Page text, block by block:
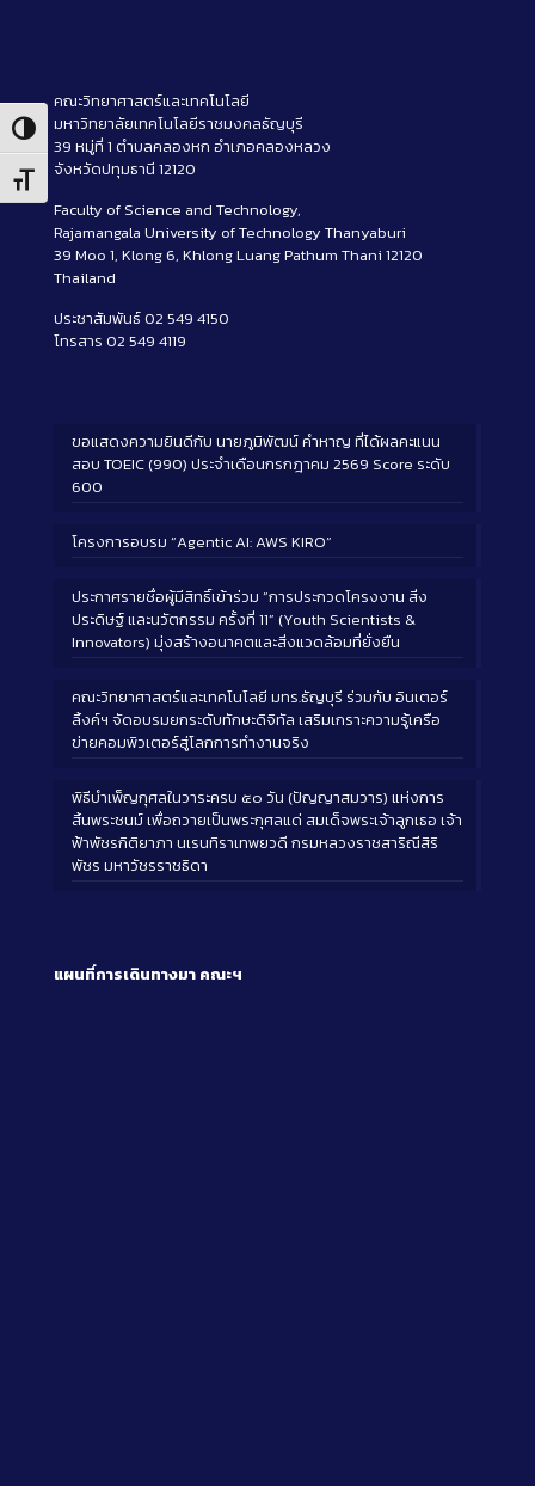
Toggle High Contrast
Toggle Font size
คณะวิทยาศาสตร์และเทคโนโลยี
มหาวิทยาลัยเทคโนโลยีราชมงคลธัญบุรี
39 หมู่ที่ 1 ตำบลคลองหก อำเภอคลองหลวง
จังหวัดปทุมธานี 12120
Faculty of Science and Technology,
Rajamangala University of Technology Thanyaburi
39 Moo 1, Klong 6, Khlong Luang Pathum Thani 12120
Thailand
ประชาสัมพันธ์ 02 549 4150
โทรสาร 02 549 4119
ขอแสดงความยินดีกับ นายภูมิพัฒน์ คำหาญ ที่ได้ผลคะแนน
สอบ TOEIC (990) ประจำเดือนกรกฎาคม 2569 Score ระดับ
600
โครงการอบรม “Agentic AI: AWS KIRO”
ประกาศรายชื่อผู้มีสิทธิ์เข้าร่วม “การประกวดโครงงาน สิ่ง
ประดิษฐ์ และนวัตกรรม ครั้งที่ 11” (Youth Scientists &
Innovators) มุ่งสร้างอนาคตและสิ่งแวดล้อมที่ยั่งยืน
คณะวิทยาศาสตร์และเทคโนโลยี มทร.ธัญบุรี ร่วมกับ อินเตอร์
ลิ้งค์ฯ จัดอบรมยกระดับทักษะดิจิทัล เสริมเกราะความรู้เครือ
ข่ายคอมพิวเตอร์สู่โลกการทำงานจริง
พิธีบำเพ็ญกุศลในวาระครบ ๕๐ วัน (ปัญญาสมวาร) แห่งการ
สิ้นพระชนม์ เพื่อถวายเป็นพระกุศลแด่ สมเด็จพระเจ้าลูกเธอ เจ้า
ฟ้าพัชรกิติยาภา นเรนทิราเทพยวดี กรมหลวงราชสาริณีสิริ
พัชร มหาวัชรราชธิดา
แผนที่การเดินทางมา คณะฯ